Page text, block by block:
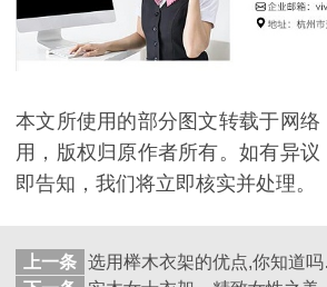
本文所使用的部分图文转载于网络
用，版权归原作者所有。如有异议
即告知，我们将立即核实并处理。
上一条
选用